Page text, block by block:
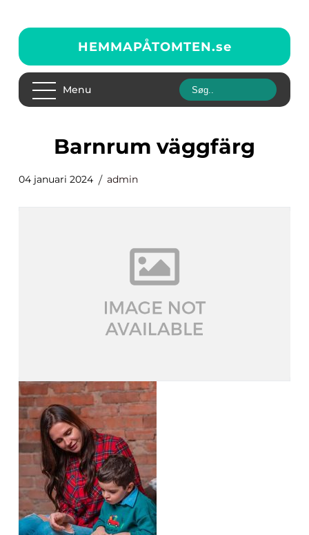
HEMMAPÅTOMTEN.se
Menu
barnrum väggfärg
04 januari 2024 admin